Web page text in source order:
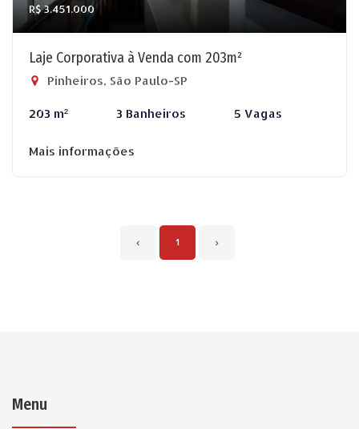
R$ 3.451.000
Laje Corporativa à Venda com 203m²
Pinheiros, São Paulo-SP
203 m² 3 Banheiros 5 Vagas
Mais informações
‹ 1 ›
Menu